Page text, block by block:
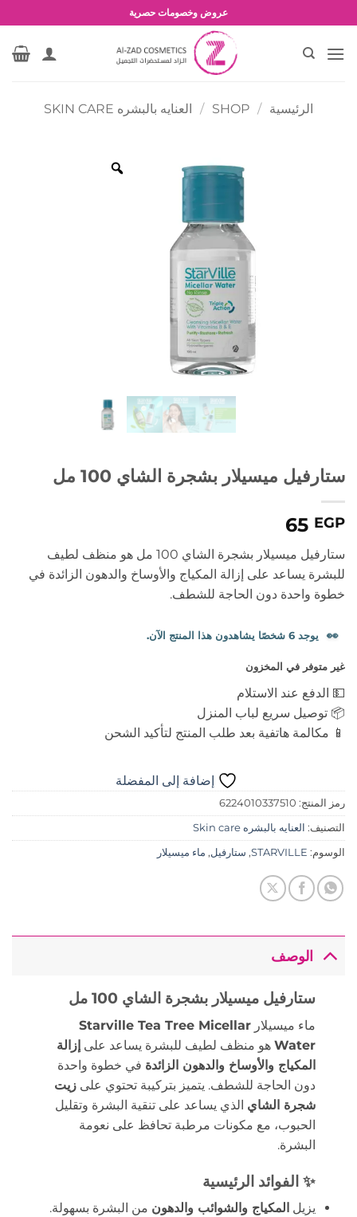
للمحتوى
عروض وخصومات حصرية
الرئيسية /
SHOP
/ العنايه بالبشره SKIN CARE
ستارفيل ميسيلار بشجرة الشاي 100 مل
65 EGP
ستارفيل ميسيلار بشجرة الشاي 100 مل هو منظف لطيف
للبشرة يساعد على إزالة المكياج والأوساخ والدهون الزائدة في
خطوة واحدة دون الحاجة للشطف.
👀 يوجد 6 شخصًا يشاهدون هذا المنتج الآن.
غير متوفر في المخزون
💵 الدفع عند الاستلام
📦 توصيل سريع لباب المنزل
📱 مكالمة هاتفية بعد طلب المنتج لتأكيد الشحن
إضافة إلى المفضلة
رمز المنتج: 6224010337510
التصنيف: العنايه بالبشره Skin care
الوسوم: STARVILLE
, ستارفيل, ماء ميسيلار
الوصف
ستارفيل ميسيلار بشجرة الشاي 100 مل
ماء ميسيلار Starville Tea Tree Micellar
Waterهو منظف لطيف للبشرة يساعد على إزالة
المكياج والأوساخ والدهون الزائدة في خطوة واحدة
دون الحاجة للشطف. يتميز بتركيبة تحتوي على زيت
شجرة الشاي الذي يساعد على تنقية البشرة وتقليل
الحبوب، مع مكونات مرطبة تحافظ على نعومة
البشرة.
✨ الفوائد الرئيسية
يزيل المكياج والشوائب والدهون من البشرة بسهولة.